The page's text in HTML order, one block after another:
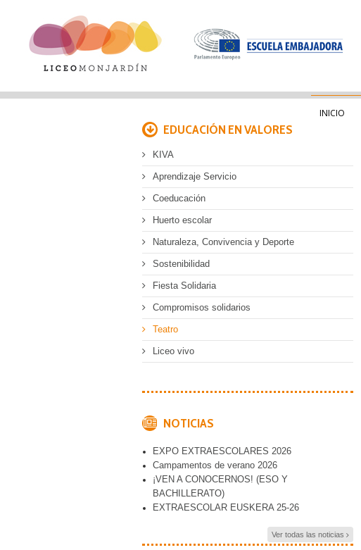
INICIO
EDUCACIÓN EN VALORES
KIVA
Aprendizaje Servicio
Coeducación
Huerto escolar
Naturaleza, Convivencia y Deporte
Sostenibilidad
Fiesta Solidaria
Compromisos solidarios
Teatro
Liceo vivo
NOTICIAS
EXPO EXTRAESCOLARES 2026
Campamentos de verano 2026
¡VEN A CONOCERNOS! (ESO Y
BACHILLERATO)
EXTRAESCOLAR EUSKERA 25-26
Ver todas las noticias